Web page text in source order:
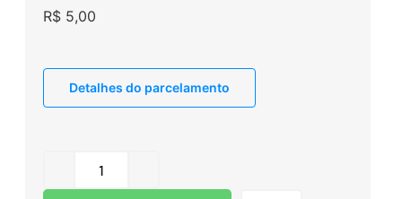
R$5,00
Detalhes do parcelamento